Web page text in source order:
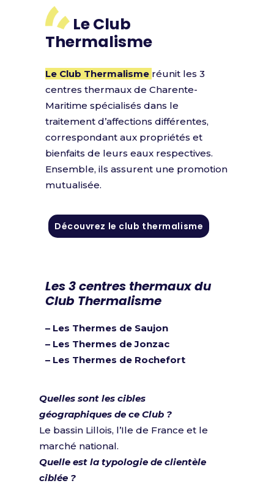
Le Club
Thermalisme
Le Club Thermalisme réunit les 3
centres thermaux de Charente-
Maritime spécialisés dans le
traitement d’affections différentes,
correspondant aux propriétés et
bienfaits de leurs eaux respectives.
Ensemble, ils assurent une promotion
mutualisée.
Découvrez le club thermalisme
Les 3 centres thermaux du
Club Thermalisme
– Les Thermes de Saujon
– Les Thermes de Jonzac
– Les Thermes de Rochefort
Quelles sont les cibles
géographiques de ce Club ?
Le bassin Lillois, l’Ile de France et le
marché national.
Quelle est la typologie de clientèle
ciblée ?